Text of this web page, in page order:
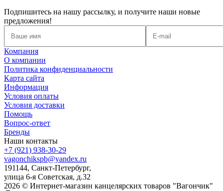
Подпишитесь на нашу рассылку, и получите наши новые
предложения!
Компания
О компании
Политика конфиденциальности
Карта сайта
Информация
Условия оплаты
Условия доставки
Помощь
Вопрос-ответ
Бренды
Наши контакты
+7 (921) 938-30-29
vagonchikspb@yandex.ru
191144, Санкт-Петербург,
улица 6-я Советская, д.32
2026 © Интернет-магазин канцелярских товаров "Вагончик"